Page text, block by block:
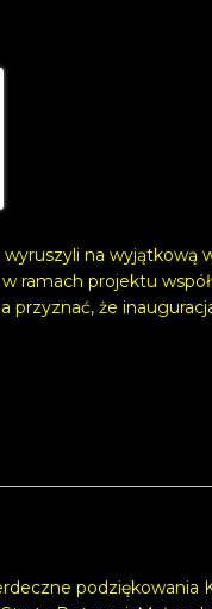
na wyjątkową
ramach projektu
że